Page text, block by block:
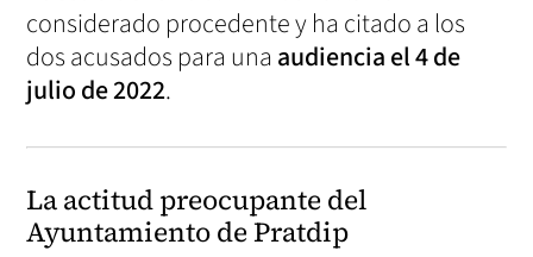
considerado procedente y ha citado a los
dos acusados para una audiencia el 4 de
julio de 2022.
La actitud preocupante del
Ayuntamiento de Pratdip